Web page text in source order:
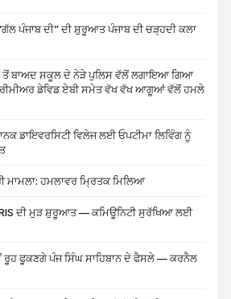
ਪੰਜਾਬ ਦੀ” ਦੀ ਸ਼ੁਰੂਆਤ ਪੰਜਾਬ ਦੀ ਚੜ੍ਹਦੀ ਕਲਾ
ਤੋਂ ਬਾਅਦ ਸਕੂਲ ਦੇ ਨੇੜੇ ਪੁਲਿਸ ਵੱਲੋਂ ਲਗਾਇਆ ਗਿਆ
ਡੇਵਿਡ ਏਬੀ ਸਮੇਤ ਵੱਖ ਵੱਖ ਆਗੂਆਂ ਵੱਲੋਂ ਹਮਲੇ
ਡਾਇਵਰਸਿਟੀ ਵਿਲੇਜ ਲਈ ਓਪਟੀਮਾ ਲਿਵਿੰਗ ਨੂੰ
ਮਾਮਲਾ: ਹਮਲਾਵਰ ਮ੍ਰਿਤਕ ਮਿਲਿਆ
ਦੀ ਮੁੜ ਸ਼ੁਰੂਆਤ — ਕਮਿਊਨਿਟੀ ਸੁਰੱਖਿਆ ਲਈ
ਰੂਹ ਫੂਕਣਗੇ ਪੰਜ ਸਿੰਘ ਸਾਹਿਬਾਨ ਦੇ ਫੈਸਲੇ — ਕਰਨੈਲ